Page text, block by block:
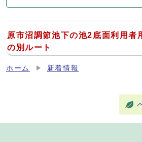
原市沼調節池下の池2底面利用者
の別ルート
ホーム 新着情報